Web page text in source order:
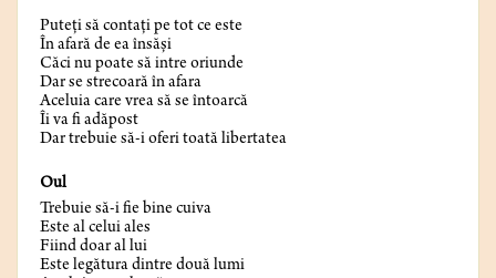
Puteți să contați pe tot ce este
În afară de ea însăși
Căci nu poate să intre oriunde
Dar se strecoară în afara
Aceluia care vrea să se întoarcă
Îi va fi adăpost
Dar trebuie să-i oferi toată libertatea
Oul
Trebuie să-i fie bine cuiva
Este al celui ales
Fiind doar al lui
Este legătura dintre două lumi